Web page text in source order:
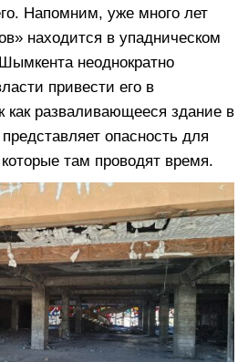
Напомним, уже много лет
находится в упадническом
неоднократно
привести его в
как разваливающееся здание в
опасность для
там проводят время.